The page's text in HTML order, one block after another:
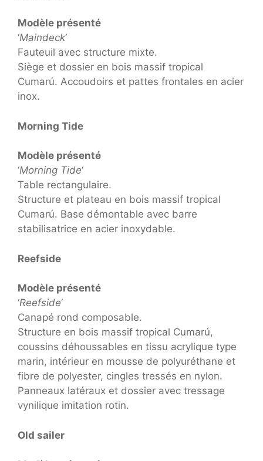
Modèle présenté
‘Maindeck‘
Fauteuil avec structure mixte.
Siège et dossier en bois massif tropical
Cumarú. Accoudoirs et pattes frontales en acier
inox.
Morning Tide
Modèle présenté
‘Morning Tide‘
Table rectangulaire.
Structure et plateau en bois massif tropical
Cumarú. Base démontable avec barre
stabilisatrice en acier inoxydable.
Reefside
Modèle présenté
‘Reefside‘
Canapé rond composable.
Structure en bois massif tropical Cumarú,
coussins déhoussables en tissu acrylique type
marin, intérieur en mousse de polyuréthane et
fibre de polyester, cingles tressés en nylon.
Panneaux latéraux et dossier avec tressage
vynilique imitation rotin.
Old sailer